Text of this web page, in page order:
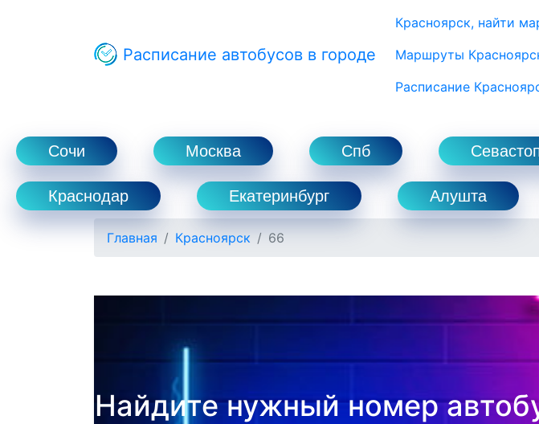
Расписание автобусов в городе
Красноярск, найти
Маршруты
Расписание
Сочи Москва Спб
Краснодар Екатеринбург Алушта
Главная Красноярск 66
Найдите нужный номер